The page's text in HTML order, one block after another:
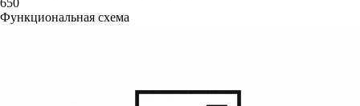
Функциональная схема